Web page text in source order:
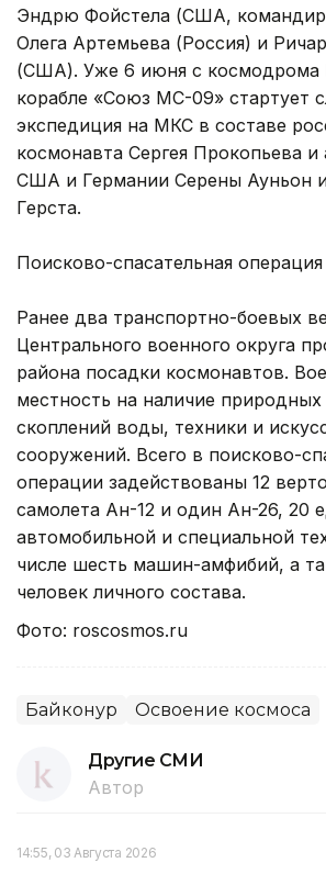
Эндрю Фойстела (США, командир
Олега Артемьева (Россия) и
(США). Уже 6 июня с космодрома
корабле «Союз МС-09» стартует
экспедиция на МКС в составе
космонавта Сергея Прокопьева и
США и Германии Серены Ауньон
Герста.
Поисково-спасательная операция
Ранее два транспортно-боевых
Центрального военного округа
района посадки космонавтов.
местность на наличие
скоплений воды, техники и
сооружений. Всего в поисково-
операции задействованы 12
самолета Ан-12 и один Ан-26, 20
автомобильной и специальной
числе шесть машин-амфибий, а
человек личного состава.
Фото: roscosmos.ru
Байконур Освоение космоса
Другие СМИ
Автор
14:55, 03 Августа 2026